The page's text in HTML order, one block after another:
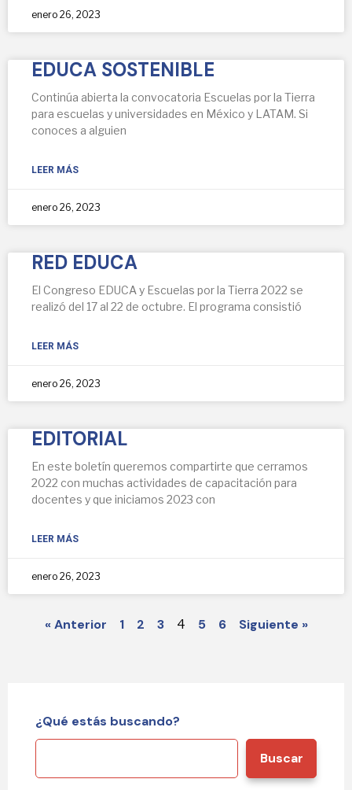
enero 26, 2023
EDUCA SOSTENIBLE
Continúa abierta la convocatoria Escuelas por la Tierra
para escuelas y universidades en México y LATAM. Si
conoces a alguien
LEER MÁS
enero 26, 2023
RED EDUCA
El Congreso EDUCA y Escuelas por la Tierra 2022 se
realizó del 17 al 22 de octubre. El programa consistió
LEER MÁS
enero 26, 2023
EDITORIAL
En este boletín queremos compartirte que cerramos
2022 con muchas actividades de capacitación para
docentes y que iniciamos 2023 con
LEER MÁS
enero 26, 2023
« Anterior 1 2 3 4 5 6 Siguiente »
¿Qué estás buscando?
Buscar